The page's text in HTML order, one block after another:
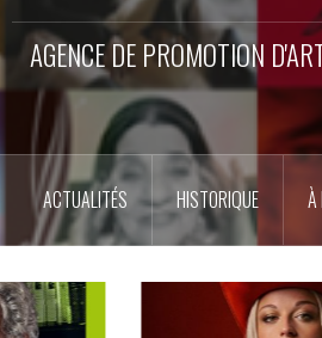
AGENCE DE PROMOTION
ACTUALITÉS HISTORIQUE À